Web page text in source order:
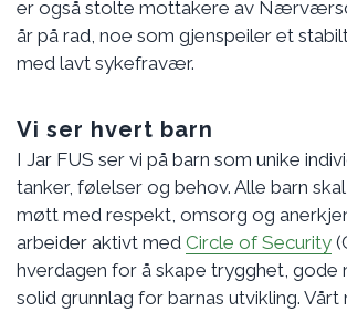
er også stolte mottakere av
år på rad, noe som gjenspeiler et
med lavt sykefravær.
Vi ser hvert barn
I Jar FUS ser vi på barn som unike
tanker, følelser og behov. Alle barn
møtt med respekt, omsorg og
arbeider aktivt med Circle of Security
hverdagen for å skape trygghet, gode
solid grunnlag for barnas utvikling. Vårt